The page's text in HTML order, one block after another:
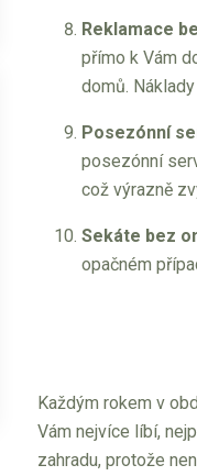
Reklamace
přímo k Vám
domů.
Posezónní
posezónní
což výrazně
Sekáte bez
opačném
Každým rokem v
Vám nejvíce líbí,
zahradu, protože